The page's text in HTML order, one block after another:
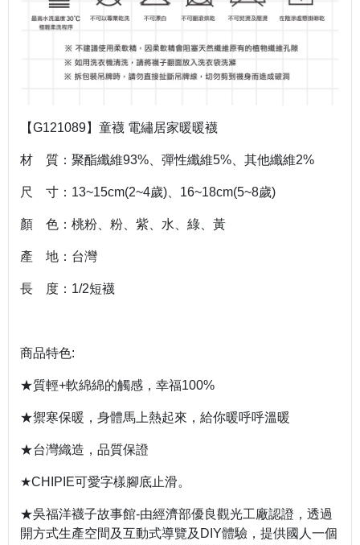
【G121089】童襪 電繡居家暖暖襪
材 質：聚酯纖維93% 、彈性纖維5% 、其他纖維2%
尺 寸： 13~15cm(2~4歲) 16~18cm(5~8歲)
顏 色：桃粉、粉、紫、水、綠、黃
產 地：台灣
長 度：1/2短襪
商品特色:
★質輕+軟綿綿的觸感，幸福100%
★禦寒保暖，身體馬上熱起來，給你暖呼呼溫暖
★台灣織造，品質保證
★CHIPIE可愛字樣腳底止滑。
★吳福洋襪子故事館-由經濟部優良觀光工廠認證，透過
開方式生產空間及互動式導覽及 DIY體驗，提供國人一個